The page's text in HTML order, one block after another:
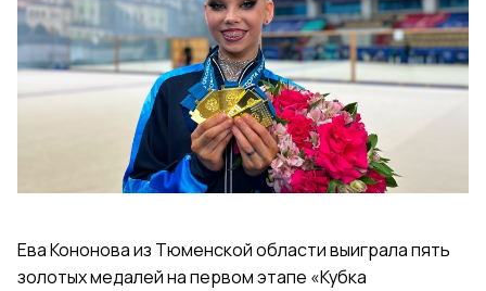
Ева Кононова из Тюменской области выиграла пять
золотых медалей на первом этапе «Кубка